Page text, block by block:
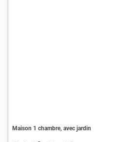
Maison 1 chambre, avec jardin